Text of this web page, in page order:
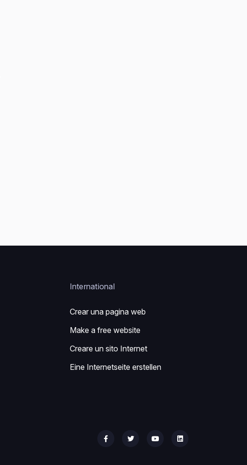
International
Crear una pagina web
Make a free website
Creare un sito Internet
Eine Internetseite erstellen